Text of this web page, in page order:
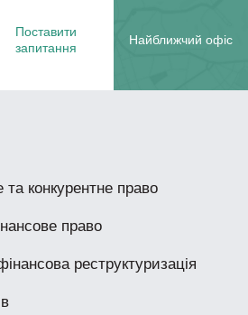
Поставити
запитання
Найближчий офіс
конкурентне право
право
реструктуризація